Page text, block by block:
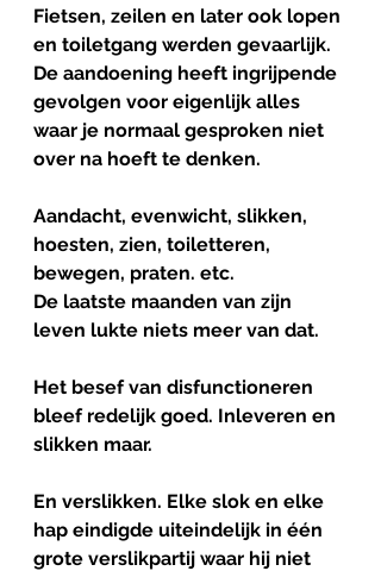
Fietsen, zeilen en later ook lopen
en toiletgang werden gevaarlijk.
De aandoening heeft ingrijpende
gevolgen voor eigenlijk alles
waar je normaal gesproken niet
over na hoeft te denken.
Aandacht, evenwicht, slikken,
hoesten, zien, toiletteren,
bewegen, praten. etc.
De laatste maanden van zijn
leven lukte niets meer van dat.
Het besef van disfunctioneren
bleef redelijk goed. Inleveren en
slikken maar.
En verslikken. Elke slok en elke
hap eindigde uiteindelijk in één
grote verslikpartij waar hij niet